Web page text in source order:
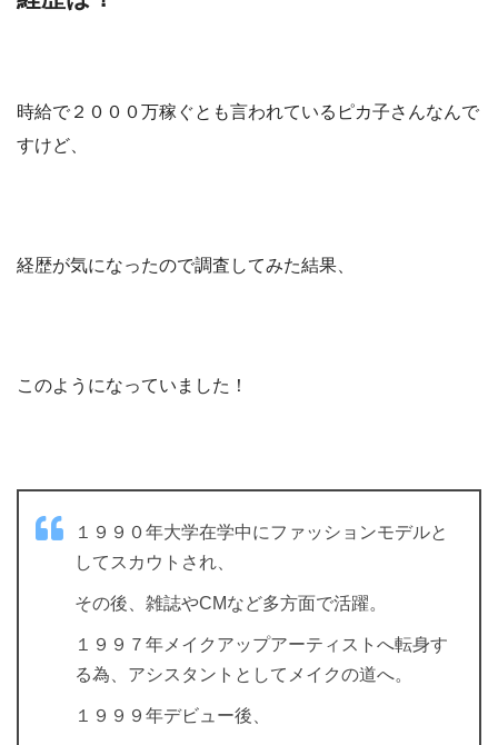
時給で２０００万稼ぐとも言われているピカ子さんなんで
すけど、
経歴が気になったので調査してみた結果、
このようになっていました！
１９９０年大学在学中にファッションモデルと
してスカウトされ、
その後、雑誌やCMなど多方面で活躍。
１９９７年メイクアップアーティストへ転身す
る為、アシスタントとしてメイクの道へ。
１９９９年デビュー後、